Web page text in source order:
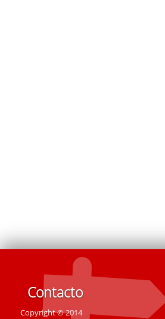
Contacto
Copyright © 2014